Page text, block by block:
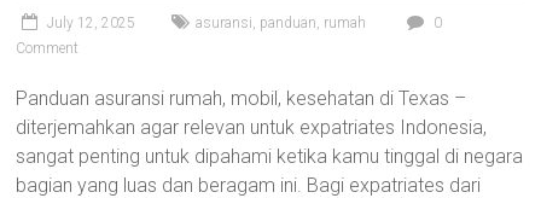
July 12, 2025 asuransi, panduan, rumah
0
Comment
Panduan asuransi rumah, mobil, kesehatan di Texas –
diterjemahkan agar relevan untuk expatriates Indonesia,
sangat penting untuk dipahami ketika kamu tinggal di negara
bagian yang luas dan beragam ini. Bagi expatriates dari